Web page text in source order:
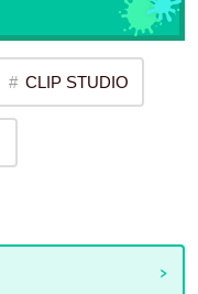
CLIP STUDIO